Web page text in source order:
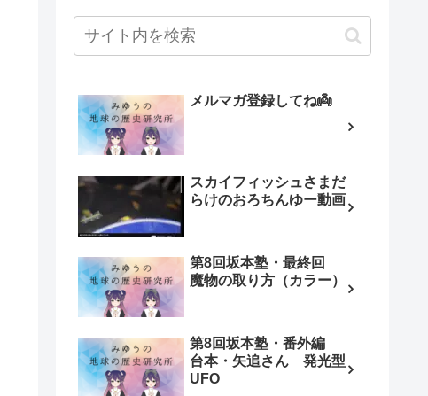
メルマガ登録してね👼
スカイフィッシュさまだ
らけのおろちんゆー動画
第8回坂本塾・最終回
魔物の取り方（カラー）
第8回坂本塾・番外編
台本・矢追さん 発光型
UFO